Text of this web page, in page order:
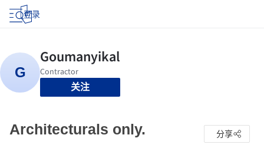
登录
关注
Architecturals only. 分享